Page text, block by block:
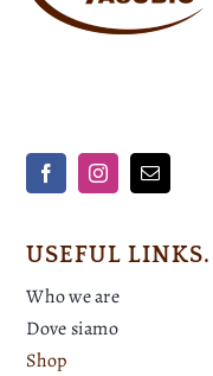
USEFUL LINKS.
Who we are
Dove siamo
Shop